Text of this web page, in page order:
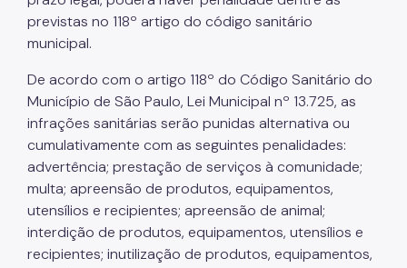
previstas no 118º artigo do código sanitário
municipal.
De acordo com o artigo 118º do Código Sanitário do
Município de São Paulo, Lei Municipal nº 13.725, as
infrações sanitárias serão punidas alternativa ou
cumulativamente com as seguintes penalidades:
advertência; prestação de serviços à comunidade;
multa; apreensão de produtos, equipamentos,
utensílios e recipientes; apreensão de animal;
interdição de produtos, equipamentos, utensílios e
recipientes; inutilização de produtos, equipamentos,